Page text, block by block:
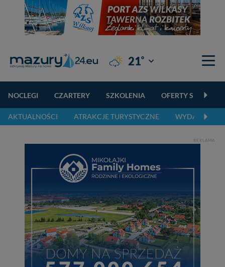
21° Giżycko
NOCLEGI CZARTERY SZKOLENIA OFERTY
AKTUALNOŚCI ATRAKCJE TURYSTYCZNE WYDARZENIA
REKLAMA